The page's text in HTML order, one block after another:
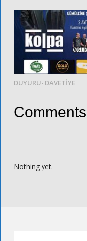
DUYURU- DAVETİYE
Nothing yet.